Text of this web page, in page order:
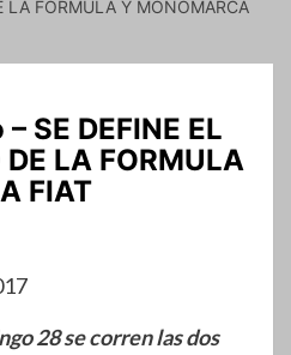
LA FORMULA Y MONOMARCA
SE DEFINE EL
LA FORMULA
FIAT
28 se corren las dos